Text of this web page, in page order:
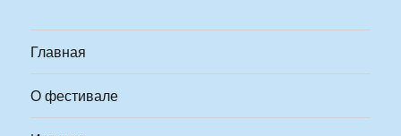
Главная
О фестивале